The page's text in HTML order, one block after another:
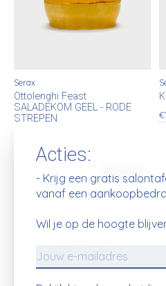
Serax
Ottolenghi Feast
SALADEKOM GEEL - RODE
STREPEN
48% off
Acties:
- Krijg een gratis
vanaf een
Wil je op de hoogte